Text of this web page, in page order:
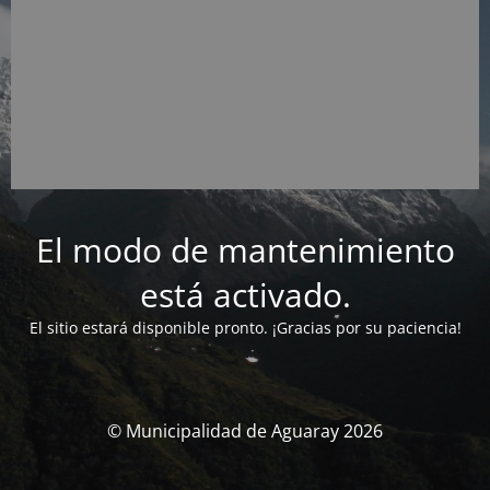
El modo de mantenimiento
está activado.
El sitio estará disponible pronto. ¡Gracias por su paciencia!
© Municipalidad de Aguaray 2026